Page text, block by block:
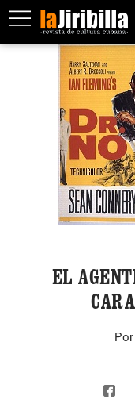
EL